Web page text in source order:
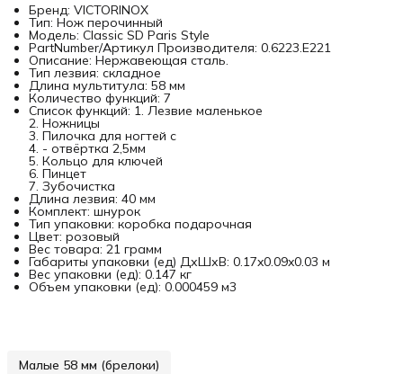
Бренд: VICTORINOX
Тип: Нож перочинный
Модель: Classic SD Paris Style
PartNumber/Артикул Производителя: 0.6223.E221
Описание: Нержавеющая сталь.
Тип лезвия: складное
Длина мультитула: 58 мм
Количество функций: 7
Список функций: 1. Лезвие маленькое
2. Ножницы
3. Пилочка для ногтей с
4. - отвёртка 2,5мм
5. Кольцо для ключей
6. Пинцет
7. Зубочистка
Длина лезвия: 40 мм
Комплект: шнурок
Тип упаковки: коробка подарочная
Цвет: розовый
Вес товара: 21 грамм
Габариты упаковки (ед) ДхШхВ: 0.17x0.09x0.03 м
Вес упаковки (ед): 0.147 кг
Объем упаковки (ед): 0.000459 м3
Малые 58 мм (брелоки)